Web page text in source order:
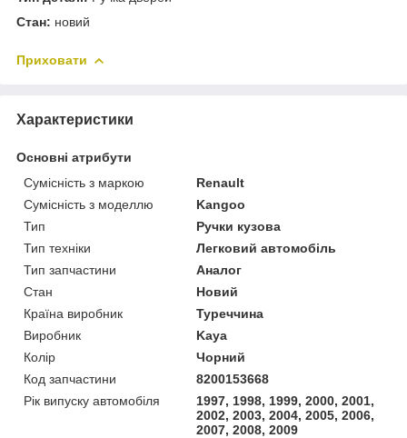
Стан: новий
Приховати
Характеристики
Основні атрибути
Сумісність з маркою
Renault
Сумісність з моделлю
Kangoo
Тип
Ручки кузова
Тип техніки
Легковий автомобіль
Тип запчастини
Аналог
Стан
Новий
Країна виробник
Туреччина
Виробник
Kaya
Колір
Чорний
Код запчастини
8200153668
Рік випуску автомобіля
1997, 1998, 1999, 2000, 2001,
2002, 2003, 2004, 2005, 2006,
2007, 2008, 2009